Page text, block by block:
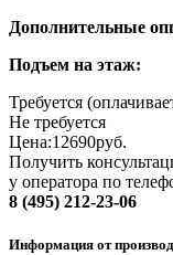
Дополнительные
Подъем на этаж:
Требуется
Не требуется
Цена:12690руб.
Получить
у оператора по
8 (495) 212-23-06
Информация от